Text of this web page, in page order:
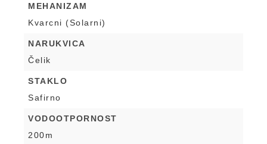
MEHANIZAM
Kvarcni (Solarni)
NARUKVICA
Čelik
STAKLO
Safirno
VODOOTPORNOST
200m